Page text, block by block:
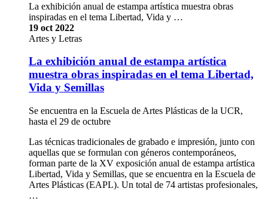
La exhibición anual de estampa artística muestra obras
inspiradas en el tema Libertad, Vida y …
19 oct 2022
Artes y Letras
La exhibición anual de estampa artística
muestra obras inspiradas en el tema Libertad,
Vida y Semillas
Se encuentra en la Escuela de Artes Plásticas de la UCR,
hasta el 29 de octubre
Las técnicas tradicionales de grabado e impresión, junto con
aquellas que se formulan con géneros contemporáneos,
forman parte de la XV exposición anual de estampa artística
Libertad, Vida y Semillas, que se encuentra en la Escuela de
Artes Plásticas (EAPL). Un total de 74 artistas profesionales,
…